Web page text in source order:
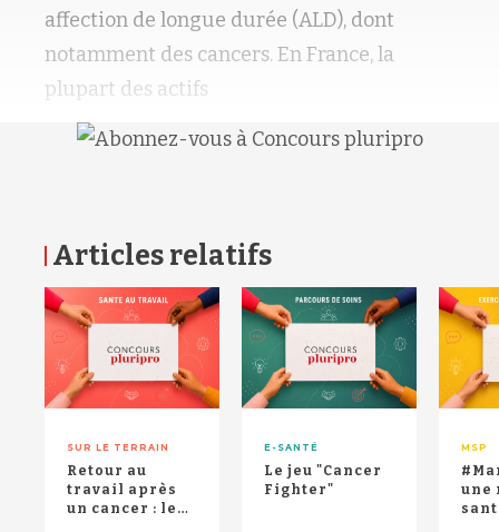
affection de longue durée (ALD), dont
notamment des cancers. En France, la
plupart des actifs
Articles relatifs
SUR LE TERRAIN
Retour au
travail après
un cancer : le
E-SANTÉ
Le jeu "Cancer
Fighter"
MSP
une
RETOUR HAUT DE PAGE